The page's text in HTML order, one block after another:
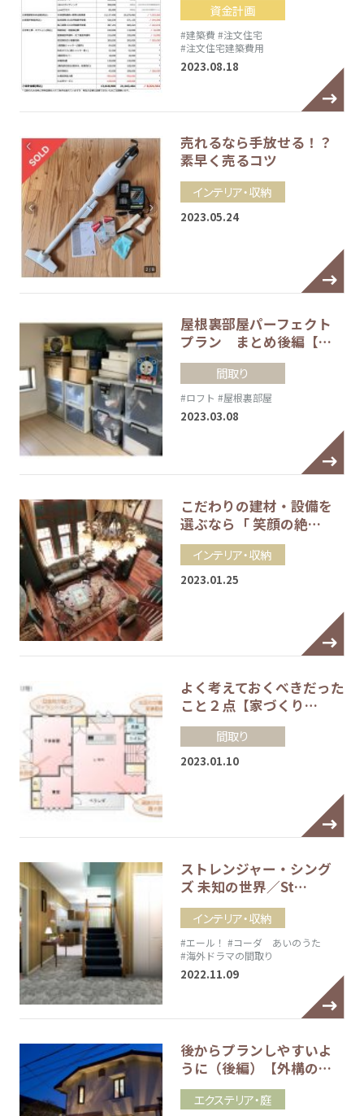
資金計画
#建築費 #注文住宅
#注文住宅建築費用
2023.08.18
売れるなら手放せる！？
素早く売るコツ
インテリア・収納
2023.05.24
屋根裏部屋パーフェクト
プラン まとめ後編【…
間取り
#ロフト #屋根裏部屋
2023.03.08
こだわりの建材・設備を
選ぶなら「 笑顔の絶…
インテリア・収納
2023.01.25
よく考えておくべきだった
こと２点【家づくり…
間取り
2023.01.10
ストレンジャー・シング
ズ 未知の世界／St…
インテリア・収納
#エール！ #コーダ あいのうた
#海外ドラマの間取り
2022.11.09
後からプランしやすいよ
うに（後編）【外構の…
エクステリア・庭